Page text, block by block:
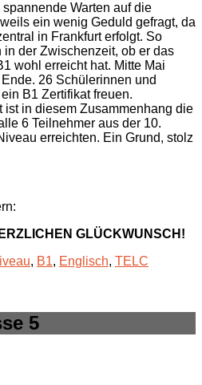
Warten auf die
ein wenig Geduld gefragt, da
in Frankfurt erfolgt. So
der Zwischenzeit, ob er das
wohl erreicht hat. Mitte Mai
26 Schülerinnen und
B1 Zertifikat freuen.
ist in diesem Zusammenhang die
6 Teilnehmer aus der 10.
erreichten. Ein Grund, stolz
GLÜCKWUNSCH!
, B1, Englisch, TELC
5